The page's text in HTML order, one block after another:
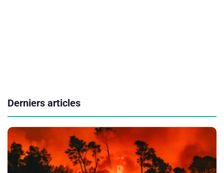
Derniers articles